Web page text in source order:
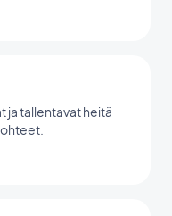
ja tallentavat heitä